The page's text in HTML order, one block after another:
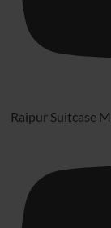
Raipur Suitcase